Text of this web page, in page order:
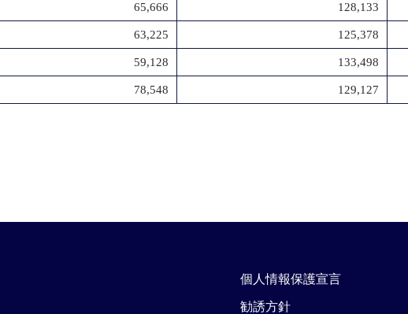
65,666 128,133
63,225 125,378
59,128 133,498
78,548 129,127
個人情報保護宣言
勧誘方針